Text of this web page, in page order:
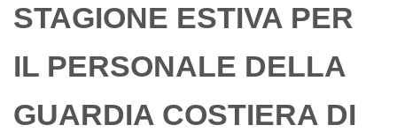
STAGIONE ESTIVA PER
IL PERSONALE DELLA
GUARDIA COSTIERA DI